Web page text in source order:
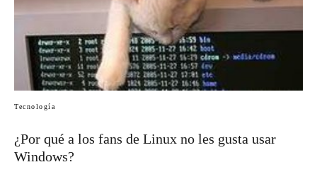
Tecnología
¿Por qué a los fans de Linux no les gusta usar
Windows?